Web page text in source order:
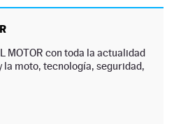
MOTOR con toda la actualidad
la moto, tecnología, seguridad,